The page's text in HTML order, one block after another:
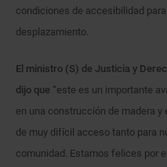
condiciones de accesibilidad
desplazamiento.
El ministro (S) de Justicia y
dijo que “este es un importante
en una construcción de madera
de muy difícil acceso tanto para
comunidad. Estamos felices por